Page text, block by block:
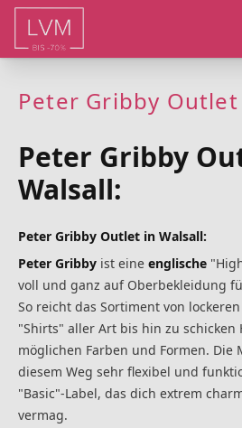
Peter Gribby
Peter Gribby
Walsall:
Peter Gribby Outlet in Walsall:
Peter Gribby ist eine englische
voll und ganz auf Oberbekleidung
So reicht das Sortiment von
"Shirts" aller Art bis hin zu schicken
möglichen Farben und Formen. Die
diesem Weg sehr flexibel und
"Basic"-Label, das dich extrem
vermag.